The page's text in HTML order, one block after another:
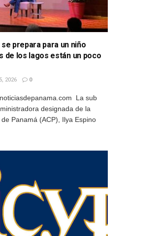
prepara para un niño
de los lagos están un poco
2026 0
La sub
designada de la
Panamá (ACP), Ilya Espino